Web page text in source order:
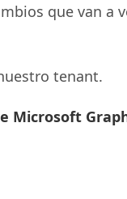
que van a
tenant.
Microsoft